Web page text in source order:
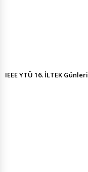
IEEE YTÜ 16. İLTEK Günleri